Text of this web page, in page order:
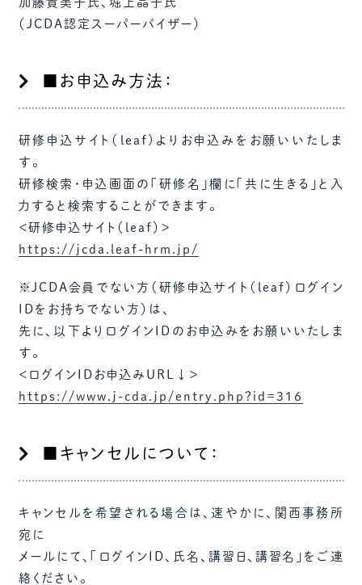
（JCDA認定スーパーバイザー）
■お申込み方法：
研修申込サイト（leaf)よりお申込みをお願いいたしま
す。
研修検索・申込画面の「研修名」欄に「共に生きる」と入
力すると検索することができます。
＜研修申込サイト（leaf）＞
https://jcda.leaf-hrm.jp/
※JCDA会員でない方（研修申込サイト（leaf）ログイン
IDをお持ちでない方）は、
先に、以下よりログインIDのお申込みをお願いいたしま
す。
＜ログインIDお申込みURL↓＞
https://www.j-cda.jp/entry.php?id=316
■キャンセルについて：
キャンセルを希望される場合は、速やかに、関西事務所
宛に
メールにて、「ログインID、氏名、講習日、講習名」をご連
絡ください。